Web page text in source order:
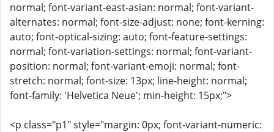
normal; font-variant-east-asian: normal; font-variant-
alternates: normal; font-size-adjust: none; font-kerning:
auto; font-optical-sizing: auto; font-feature-settings:
normal; font-variation-settings: normal; font-variant-
position: normal; font-variant-emoji: normal; font-
stretch: normal; font-size: 13px; line-height: normal;
font-family: 'Helvetica Neue'; min-height: 15px;">
<p class="p1" style="margin: 0px; font-variant-numeric: